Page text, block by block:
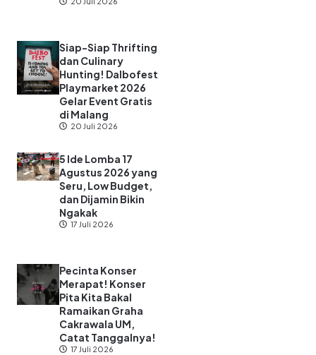
Siap-Siap Thrifting
dan Culinary
Hunting! Dalbofest
Playmarket 2026
Gelar Event Gratis
di Malang
20 Juli 2026
5 Ide Lomba 17
Agustus 2026 yang
Seru, Low Budget,
dan Dijamin Bikin
Ngakak
17 Juli 2026
Pecinta Konser
Merapat! Konser
Pita Kita Bakal
Ramaikan Graha
Cakrawala UM,
Catat Tanggalnya!
17 Juli 2026